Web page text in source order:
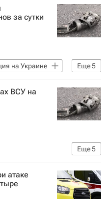
за сутки
Еще5
на Украине
область
ВСУ на
Еще5
на Украине
Украина
атаке